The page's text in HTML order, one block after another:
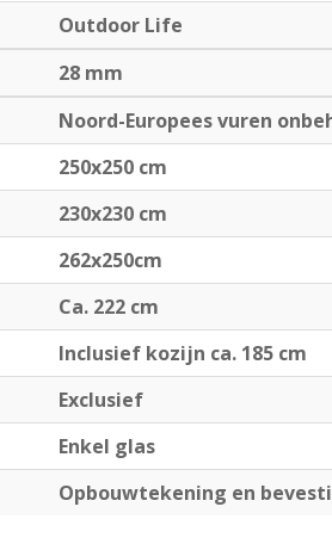
Outdoor Life
28 mm
Noord-Europees vuren
250x250 cm
230x230 cm
262x250cm
Ca. 222 cm
Inclusief kozijn ca. 185 cm
Exclusief
Enkel glas
Opbouwtekening en